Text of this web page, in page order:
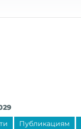
Публикациям